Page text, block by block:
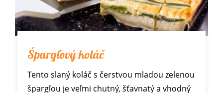
Špargľový koláč
Tento slaný koláč s čerstvou mladou zelenou
špargľou je veľmi chutný, šťavnatý a vhodný